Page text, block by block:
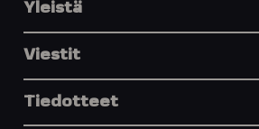
Yleistä
Viestit
Tiedotteet